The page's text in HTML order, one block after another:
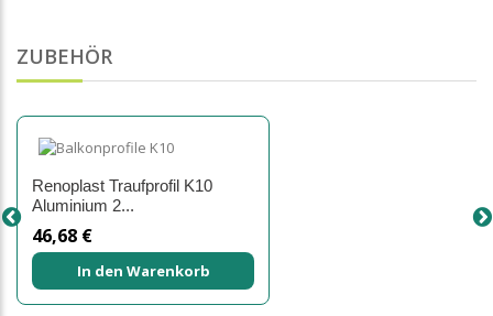
ZUBEHÖR
Renoplast Traufprofil K10
Aluminium 2...
46,68 €
In den Warenkorb